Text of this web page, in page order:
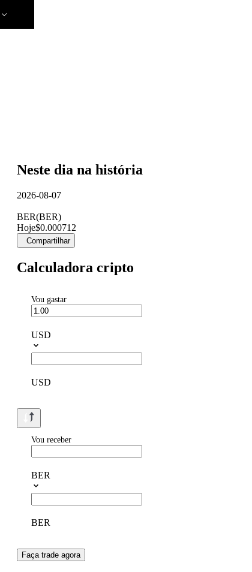
Neste dia na história
2026-08-07
BER(BER)
Hoje$0.000712
Compartilhar
Calculadora cripto
Vou gastar
USD
USD
Vou receber
BER
BER
Faça trade agora